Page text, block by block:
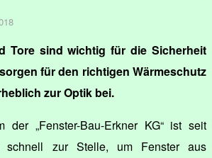
Tore sind wichtig für die Sicherheit
für den richtigen Wärmeschutz
zur Optik bei.
der „Fenster-Bau-Erkner KG“ ist seit
schnell zur Stelle, um Fenster aus